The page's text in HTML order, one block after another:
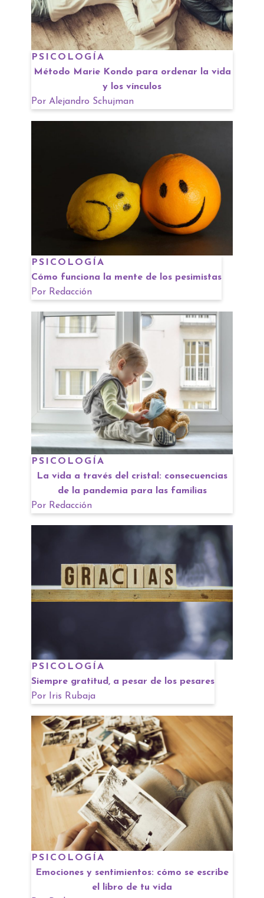
PSICOLOGÍA
Método Marie Kondo para ordenar la vida
y los vínculos
Por Alejandro Schujman
PSICOLOGÍA
Cómo funciona la mente de los pesimistas
Por Redacción
PSICOLOGÍA
La vida a través del cristal: consecuencias
de la pandemia para las familias
Por Redacción
PSICOLOGÍA
Siempre gratitud, a pesar de los pesares
Por Iris Rubaja
PSICOLOGÍA
Emociones y sentimientos: cómo se escribe
el libro de tu vida